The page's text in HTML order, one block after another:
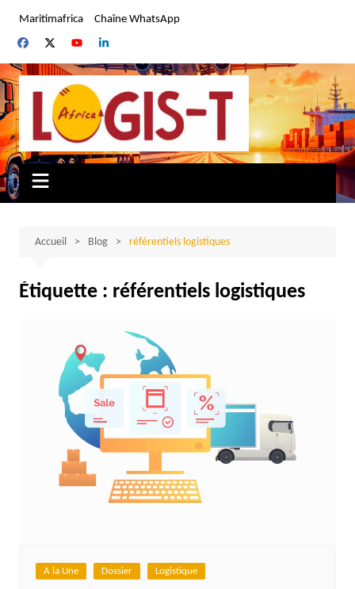
contenu
Maritimafrica Chaîne WhatsApp
Accueil Blog référentiels logistiques
Étiquette : référentiels logistiques
A la Une Dossier Logistique